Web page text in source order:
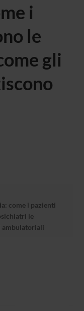
i
le
gli
come i pazienti
le
ambulatoriali